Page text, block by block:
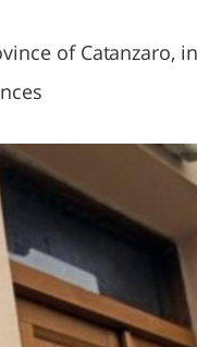
of Catanzaro,